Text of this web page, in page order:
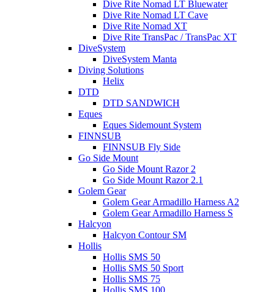
Dive Rite Nomad LT Bluewater
Dive Rite Nomad LT Cave
Dive Rite Nomad XT
Dive Rite TransPac / TransPac XT
DiveSystem
DiveSystem Manta
Diving Solutions
Helix
DTD
DTD SANDWICH
Eques
Eques Sidemount System
FINNSUB
FINNSUB Fly Side
Go Side Mount
Go Side Mount Razor 2
Go Side Mount Razor 2.1
Golem Gear
Golem Gear Armadillo Harness A2
Golem Gear Armadillo Harness S
Halcyon
Halcyon Contour SM
Hollis
Hollis SMS 50
Hollis SMS 50 Sport
Hollis SMS 75